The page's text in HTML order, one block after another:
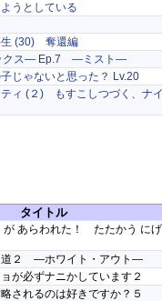
うとしている
生 (30) 奪還編
クス― Ep.7 ―ミスト―
じゃないと思った？ Lv.20
ィ (２) もすこしつづく、ナイ
タイトル
が あらわれた！ たたかう に
道２ ―ホワイト・アウト―
が必ずナニかしています２
されるのは好きですか？５